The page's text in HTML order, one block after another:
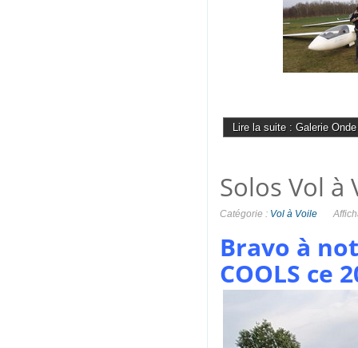
Lire la suite : Galerie Onde
Solos Vol à
Catégorie : Vol à Voile
Bravo à
COOLS ce